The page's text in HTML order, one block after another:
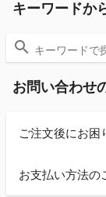
キーワードか
お問い合わせ
ご注文後にお困
お支払い方法の